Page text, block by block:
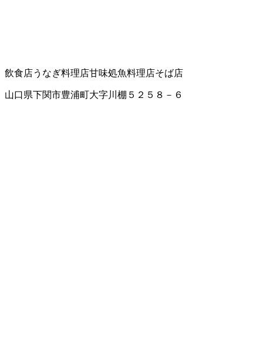
飲食店うなぎ料理店甘味処魚料理店そば店
山口県下関市豊浦町大字川棚５２５８－６